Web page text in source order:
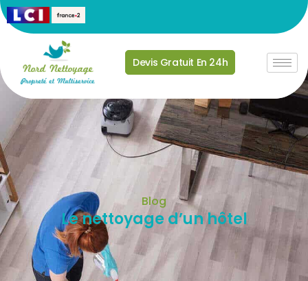
Devis Gratuit En 24h
Blog
Le nettoyage d’un hôtel